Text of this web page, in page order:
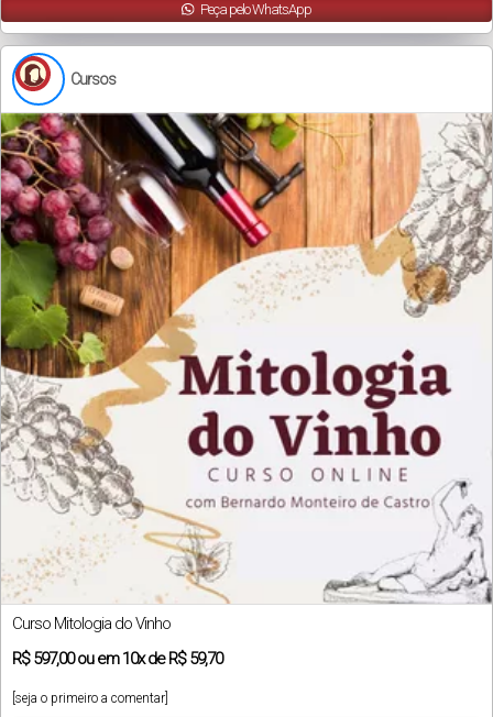
Peça pelo WhatsApp
Cursos
Curso Mitologia do Vinho
R$597,00ou em10xdeR$ 59,70
[seja o primeiro a comentar]